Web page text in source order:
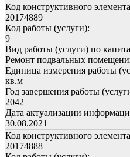
Код конструктивного
20174889
Код работы (услуги):
9
Вид работы (услуги) по
Ремонт подвальных
Единица измерения работы
кв.м
Год завершения работы
2042
Дата актуализации
30.08.2021
Код конструктивного
20174888